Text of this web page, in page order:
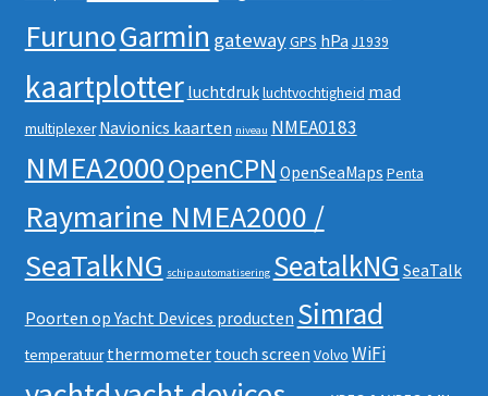
FurunoGarmin gatewayGPS hPa J1939
kaartplotter luchtdrukluchtvochtigheid mad
multiplexer Navionics kaarten niveau NMEA0183
NMEA2000OpenCPN OpenSeaMaps Penta
Raymarine NMEA2000 /
SeaTalkNG schip automatisering SeatalkNG SeaTalk
Poorten op Yacht Devices producten Simrad
temperatuur thermometer touch screen Volvo WiFi